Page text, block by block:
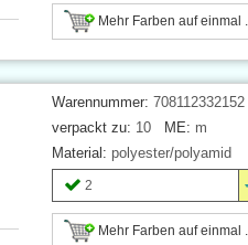
Mehr Farben auf einmal ...
Warennummer: 708112332152
verpackt zu: 10 ME: m
Material: polyester/polyamid
2
Mehr Farben auf einmal ...